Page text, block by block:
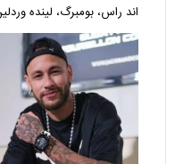
اند راس، بومبرگ، لینده